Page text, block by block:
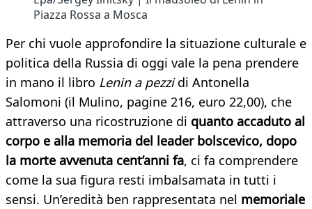
Piazza Rossa a Mosca
Per chi vuole approfondire la situazione culturale e
politica della Russia di oggi vale la pena prendere
in mano il libro Lenin a pezzidi Antonella
Salomoni (il Mulino, pagine 216, euro 22,00), che
attraverso una ricostruzione di quanto accaduto al
corpo e alla memoria del leader bolscevico, dopo
la morte avvenuta cent’anni fa, ci fa comprendere
come la sua figura resti imbalsamata in tutti i
sensi. Un’eredità ben rappresentata nel memoriale